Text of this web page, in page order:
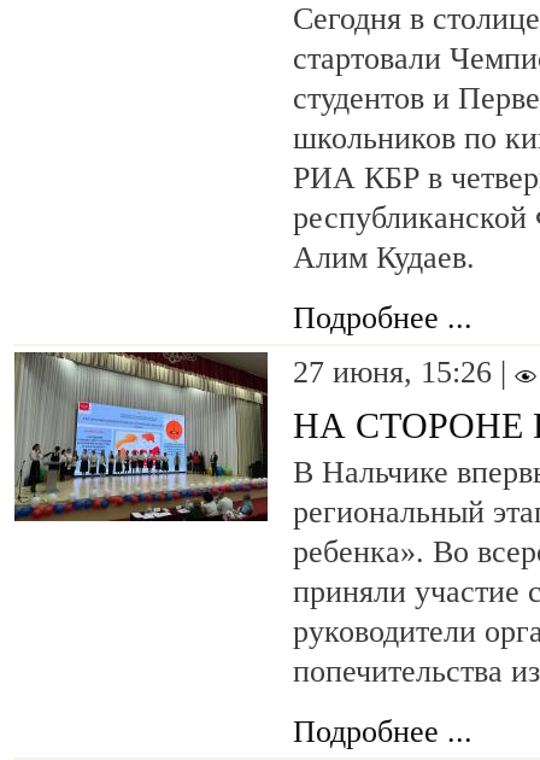
Сегодня в
стартовали
студентов и
школьников по
РИА КБР в
Алим Кудаев.
Подробнее ...
27 июня, 15:26 |
НА СТОРОНЕ
В Нальчике
региональный
ребенка». Во
приняли участие
руководители
попечительства
Подробнее ...